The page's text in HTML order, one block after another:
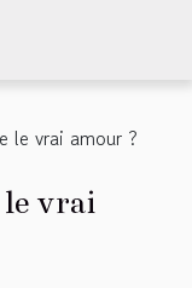
le vrai amour ?
vrai